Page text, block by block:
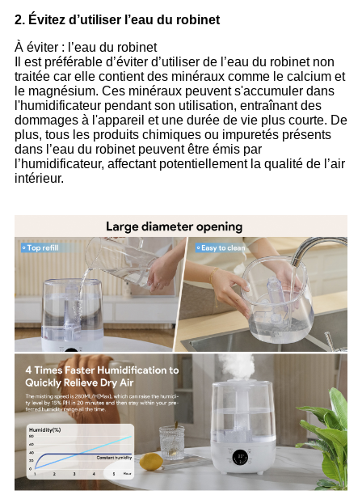
2. Évitez d’utiliser l’eau du robinet
À éviter : l’eau du robinet
Il est préférable d’éviter d’utiliser de l’eau du robinet non
traitée car elle contient des minéraux comme le calcium et
le magnésium. Ces minéraux peuvent s'accumuler dans
l'humidificateur pendant son utilisation, entraînant des
dommages à l'appareil et une durée de vie plus courte. De
plus, tous les produits chimiques ou impuretés présents
dans l’eau du robinet peuvent être émis par
l’humidificateur, affectant potentiellement la qualité de l’air
intérieur.